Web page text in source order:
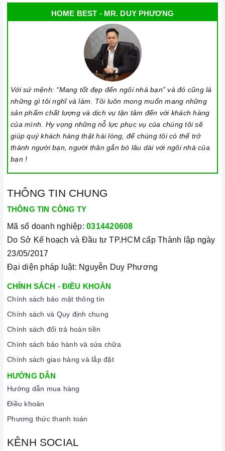
Đặt dụng cụ nấu đúng trọng tâm của vùng nấu trước khi bật
cảm ứng để tránh các mã lỗi bếp điện từ và để tiết kiệm điện
Bật bếp bằng cách chạm vào nút bật/ tắt trên bảng điều
khiển, và thao tác trượt để tăng giảm công suất/ nhiệt độ/
thời gian.
Đặt công suất/ nhiệt độ/ hẹn giờ và chế độ nấu Booster theo
hướng dẫn sử dụng.
Khóa trẻ em: sử dụng để bảo đảm an toàn nếu nhà có trẻ em
và để ngăn mọi tác động làm thay đổi các cài đặt trong quá
hoặc tắt tính năng này, nhấn giữ biểu tượng khóa trong vài
giây cho đến khi có tín hiệu thông báo.
Lưu ý vệ sinh và bảo quản bếp
Luôn dùng khăn mềm và khô để vệ sinh mặt bếp, chú ý lau
thật nhẹ để tránh làm trầy xước mặt bếp.
tẩy rửa chuyên dụng để lau mặt bếp.
thời gian nấu nướng để đảm bảo an toàn.
từ.
Thường xuyên lau chùi bếp và giữ vệ sinh sạch sẽ để đảm
bảo tuổi thọ của bếp.
phẩm chính hãng 100%, có nguồn gốc, xuất xứ và chứng từ
HOME BEST - MR. DUY PHƯƠNG
Với sứ mệnh: “Mang tốt đẹp đến ngôi nhà bạn” và đó cũng là
những gì tôi nghĩ và làm. Tôi luôn mong muốn mang những
sản phẩm chất lượng và dịch vụ tận tâm đến với khách hàng
của mình. Hy vọng những nỗ lực phục vụ của chúng tôi sẽ
giúp quý khách hàng thật hài lòng, để chúng tôi có thể trở
thành người bạn, người thân gắn bó lâu dài với ngôi nhà của
bạn !
THÔNG TIN CHUNG
THÔNG TIN CÔNG TY
Mã số doanh nghiệp: 0314420608
Do Sở Kế hoạch và Đầu tư TP.HCM cấp Thành lập ngày
23/05/2017
Đại diện pháp luật: Nguyễn Duy Phương
CHÍNH SÁCH - ĐIỀU KHOẢN
Chính sách bảo mật thông tin
Chính sách và Quy định chung
Chính sách đổi trả hoàn tiền
Chính sách bảo hành và sửa chữa
Chính sách giao hàng và lắp đặt
HƯỚNG DẪN
Hướng dẫn mua hàng
Điều khoản
Phương thức thanh toán
KÊNH SOCIAL